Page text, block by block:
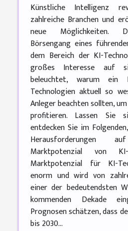
Künstliche Intelligenz
zahlreiche Branchen und
neue Möglichkeiten.
Börsengang eines
dem Bereich der KI-
großes Interesse auf
beleuchtet, warum ein
Technologien aktuell so
Anleger beachten sollten,
profitieren. Lassen Sie
entdecken Sie im
Herausforderungen
Marktpotenzial von KI-
Marktpotenzial für KI-
enorm und wird von
einer der bedeutendsten
kommenden Dekade
Prognosen schätzen, dass
bis 2030...